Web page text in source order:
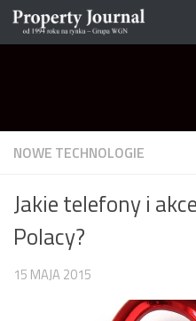
Skip to content
NOWE TECHNOLOGIE
Jakie telefony i
Polacy?
15 MAJA 2015